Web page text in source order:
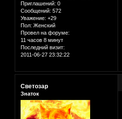
Приглашений: 0
Сообщений: 572
Уважение: +29
Пол: Женский
Провел на форуме:
11 часов 8 минут
Последний визит:
2011-06-27 23:32:22
Светозар
Знаток